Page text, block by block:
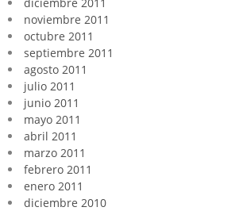
noviembre 2011
octubre 2011
septiembre 2011
agosto 2011
julio 2011
junio 2011
mayo 2011
abril 2011
marzo 2011
febrero 2011
enero 2011
diciembre 2010